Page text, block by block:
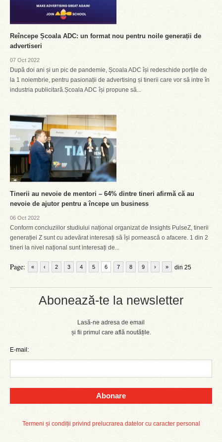
Abonează-te la newsletter
Lasă-ne adresa de email
și fii primul care află noutățile.
E-mail:
Abonare
Termeni și condiții privind prelucrarea datelor cu caracter personal
Reîncepe Școala ADC: un format nou pentru noile generații de
advertiseri
07 Oct 2022
După doi ani și un pic de pandemie, Școala ADC își redeschide porțile de
la 1 noiembrie, pentru pasionații de advertising și tinerii care vor să intre în
industria publicitară.Școala ADC își propune să...
Tinerii au nevoie de mentori – 64% dintre tineri afirmă că au
nevoie de ajutor pentru a începe un business
06 Oct 2022
Conform concluziilor studiului național organizat de Insights PulseZ, tinerii
generației Z sunt cu adevărat interesați să își pornească o afacere. 1 din 2
tineri la nivel național sunt interesați de...
Page: « ‹ 2 3 4 5 6 7 8 9 din 25
› »